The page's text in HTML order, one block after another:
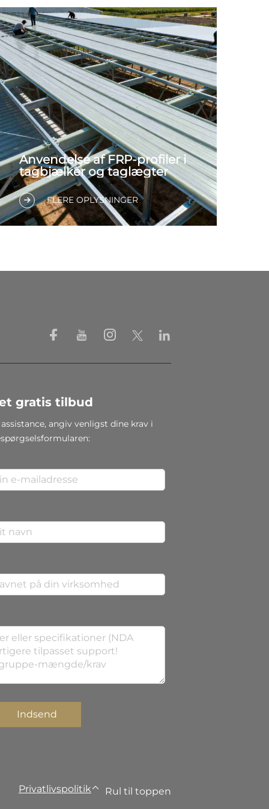
Anvendelse af FRP-profiler i
tagbjælker og taglægter
FLERE OPLYSNINGER
gratis tilbud
angiv venligst dine krav i
Indsend
Privatlivspolitik Rul til toppen